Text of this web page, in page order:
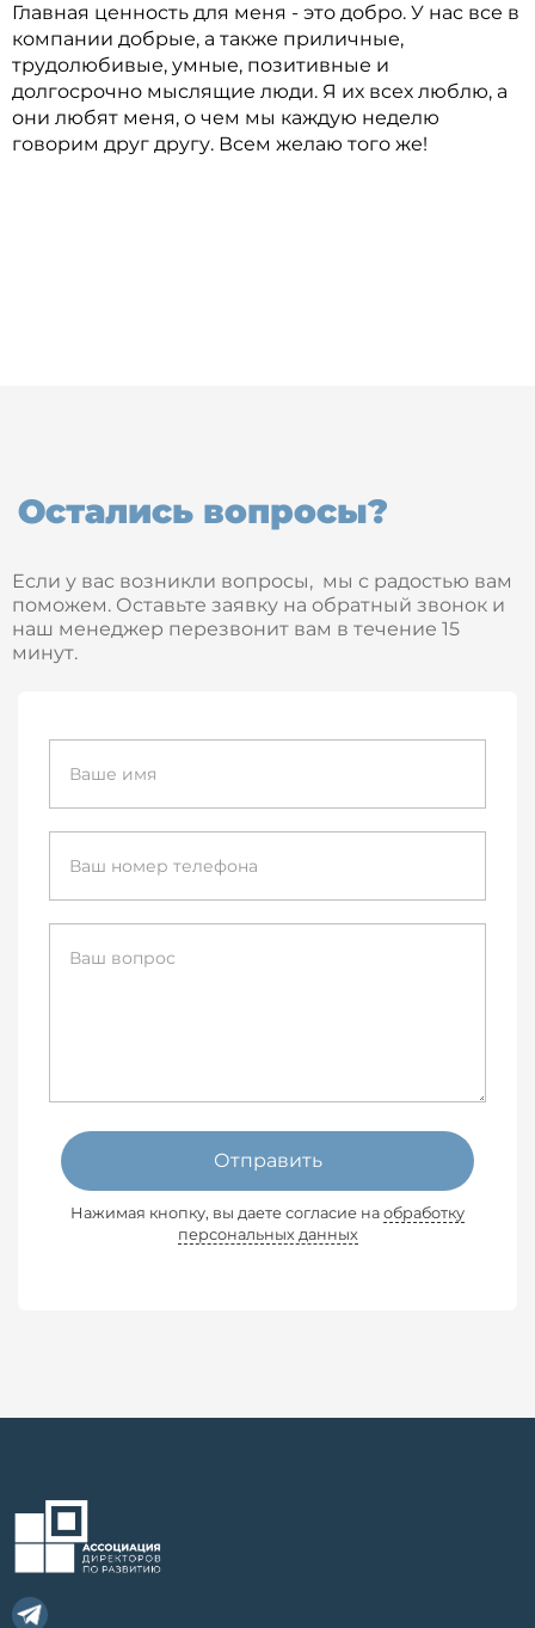
Главная ценность для меня - это добро. У нас все в
компании добрые, а также приличные,
трудолюбивые, умные, позитивные и
долгосрочно мыслящие люди. Я их всех люблю, а
они любят меня, о чем мы каждую неделю
говорим друг другу. Всем желаю того же!
Остались вопросы?
Если у вас возникли вопросы, мы с радостью вам
поможем. Оставьте заявку на обратный звонок и
наш менеджер перезвонит вам в течение 15
минут.
Отправить
Нажимая кнопку, вы даете согласие на обработку
персональных данных